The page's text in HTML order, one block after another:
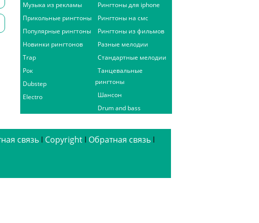
Музыка из рекламы
Прикольные рингтоны
Популярные рингтоны
Новинки рингтонов
Trap
Рок
Dubstep
Electro
Рингтоны для iphone
Рингтоны на смс
Рингтоны из фильмов
Разные мелодии
Стандартные мелодии
Танцевальные
рингтоны
Шансон
Drum and bass
связь ǀ Copyright ǀ Обратная связь ǀ